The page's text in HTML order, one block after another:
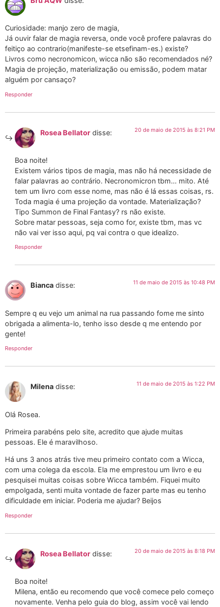
Curiosidade: manjo zero de magia,
Já ouvir falar de magia reversa, onde você profere palavras do
feitiço ao contrario(manifeste-se etsefinam-es.) existe?
Livros como necronomicon, wicca não são recomendados né?
Magia de projeção, materialização ou emissão, podem matar
alguém por cansaço?
Responder
Rosea Bellator disse: 20 de maio de 2015 às 8:21 PM
Boa noite!
Existem vários tipos de magia, mas não há necessidade de
falar palavras ao contrário. Necronomicron tbm… mito. Até
tem um livro com esse nome, mas não é lá essas coisas, rs.
Toda magia é uma projeção da vontade. Materialização?
Tipo Summon de Final Fantasy? rs não existe.
Sobre matar pessoas, seja como for, existe tbm, mas vc
não vai ver isso aqui, pq vai contra o que idealizo.
Responder
Bianca disse: 11 de maio de 2015 às 10:48 PM
Sempre q eu vejo um animal na rua passando fome me sinto
obrigada a alimenta-lo, tenho isso desde q me entendo por
gente!
Responder
Milena disse: 11 de maio de 2015 às 1:22 PM
Olá Rosea.
Primeira parabéns pelo site, acredito que ajude muitas
pessoas. Ele é maravilhoso.
Há uns 3 anos atrás tive meu primeiro contato com a Wicca,
com uma colega da escola. Ela me emprestou um livro e eu
pesquisei muitas coisas sobre Wicca também. Fiquei muito
empolgada, senti muita vontade de fazer parte mas eu tenho
dificuldade em iniciar. Poderia me ajudar? Beijos
Responder
Rosea Bellator disse: 20 de maio de 2015 às 8:18 PM
Boa noite!
Milena, então eu recomendo que você comece pelo começo
novamente. Venha pelo guia do blog, assim você vai lendo